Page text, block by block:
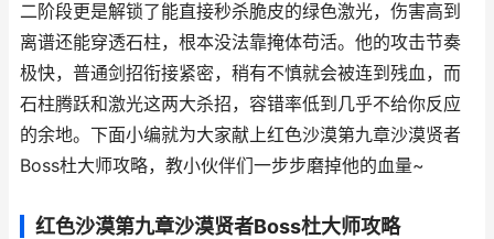
二阶段更是解锁了能直接秒杀脆皮的绿色激光，伤害高到
离谱还能穿透石柱，根本没法靠掩体苟活。他的攻击节奏
极快，普通剑招衔接紧密，稍有不慎就会被连到残血，而
石柱腾跃和激光这两大杀招，容错率低到几乎不给你反应
的余地。下面小编就为大家献上红色沙漠第九章沙漠贤者
Boss杜大师攻略，教小伙伴们一步步磨掉他的血量~
红色沙漠第九章沙漠贤者Boss杜大师攻略